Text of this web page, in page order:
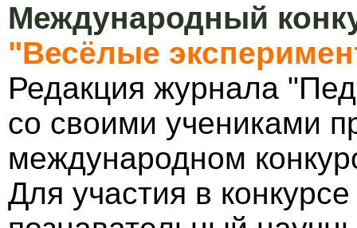
Международный
"Весёлые
Редакция журнала
со своими учениками
международном
Для участия в